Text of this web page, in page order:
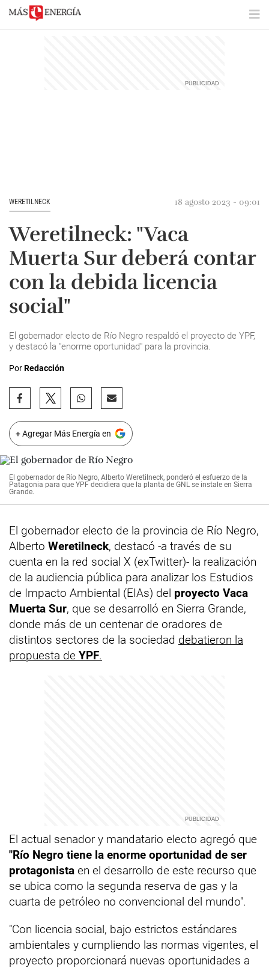
WERETILNECK 18 agosto 2023 - 09:01
Weretilneck: "Vaca
Muerta Sur deberá contar
con la debida licencia
social"
El gobernador electo de Río Negro respaldó el proyecto de YPF,
y destacó la "enorme oportunidad" para la provincia.
PorRedacción
+ Agregar Más Energía en
El gobernador de Río Negro, Alberto Weretilneck, ponderó el esfuerzo de la
Patagonia para que YPF decidiera que la planta de GNL se instale en Sierra
Grande.
El gobernador electo de la provincia de Río Negro,
Alberto Weretilneck, destacó -a través de su
cuenta en la red social X (exTwitter)- la realización
de la audiencia pública para analizar los Estudios
de Impacto Ambiental (EIAs) del proyecto Vaca
Muerta Sur, que se desarrolló en Sierra Grande,
donde más de un centenar de oradores de
distintos sectores de la sociedad debatieron la
propuesta de YPF.
El actual senador y mandatario electo agregó que
"Río Negro tiene la enorme oportunidad de ser
protagonista en el desarrollo de este recurso que
se ubica como la segunda reserva de gas y la
cuarta de petróleo no convencional del mundo".
"Con licencia social, bajo estrictos estándares
ambientales y cumpliendo las normas vigentes, el
proyecto proporcionará nuevas oportunidades a